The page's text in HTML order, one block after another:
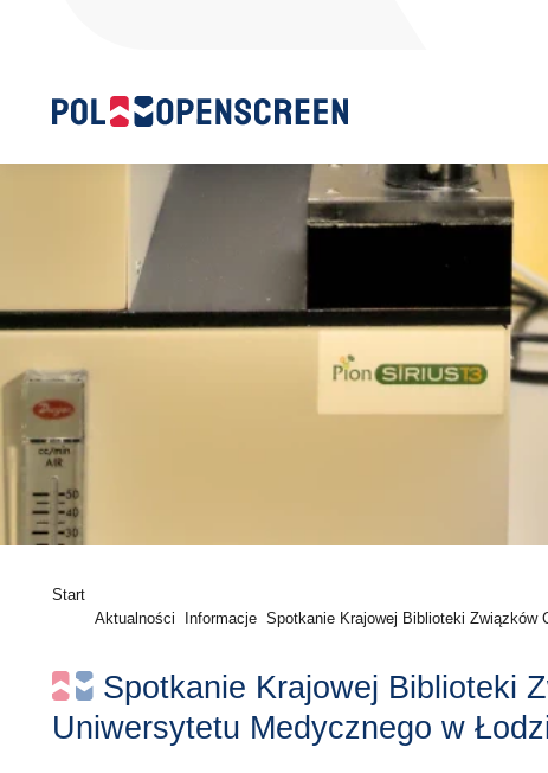
Start
Aktualności
Informacje Spotkanie Krajowej Biblioteki Związków
Spotkanie Krajowej Biblioteki
Uniwersytetu Medycznego w